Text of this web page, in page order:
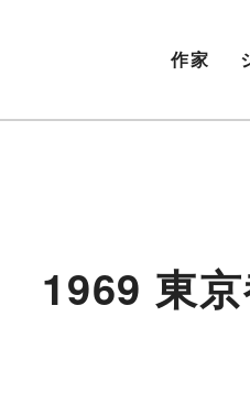
作家
1969 東京